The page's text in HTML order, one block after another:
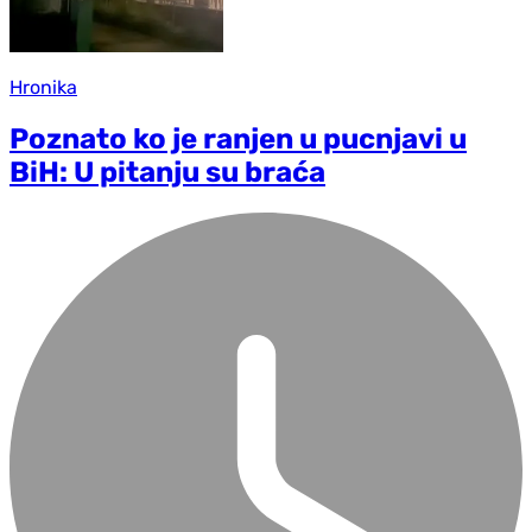
Hronika
Poznato ko je ranjen u pucnjavi u
BiH: U pitanju su braća